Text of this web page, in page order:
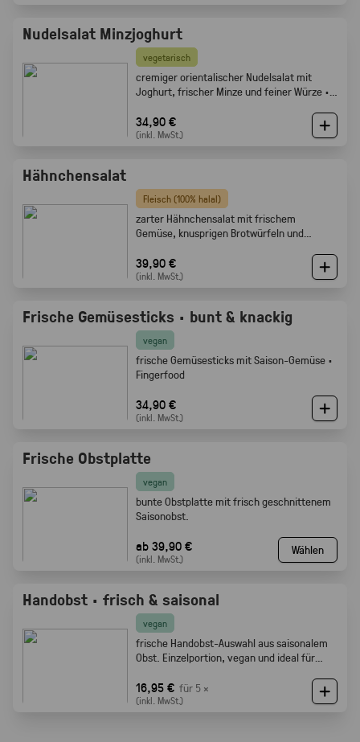
Nudelsalat Minzjoghurt
vegetarisch
cremiger orientalischer Nudelsalat mit
Joghurt, frischer Minze und feiner Würze ·
34,90 €
(inkl. MwSt.)
Hähnchensalat
Fleisch (100% halal)
zarter Hähnchensalat mit frischem
Gemüse, knusprigen Brotwürfeln und
39,90 €
(inkl. MwSt.)
Frische Gemüsesticks · bunt & knackig
vegan
frische Gemüsesticks mit Saison-Gemüse ·
Fingerfood
34,90 €
(inkl. MwSt.)
Frische Obstplatte
vegan
bunte Obstplatte mit frisch geschnittenem
Saisonobst.
ab 39,90 €
(inkl. MwSt.)
Wählen
Handobst · frisch & saisonal
vegan
frische Handobst-Auswahl aus saisonalem
Obst. Einzelportion, vegan und ideal für
16,95 € für 5 ×
(inkl. MwSt.)